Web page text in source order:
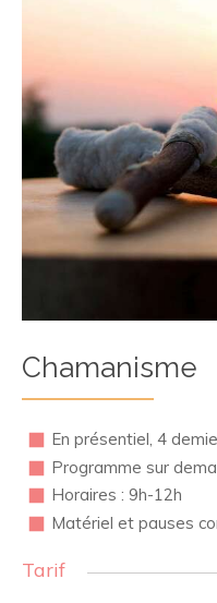
Chamanisme
En présentiel, 4
Programme sur
Horaires : 9h-12h
Matériel et pauses
Tarif